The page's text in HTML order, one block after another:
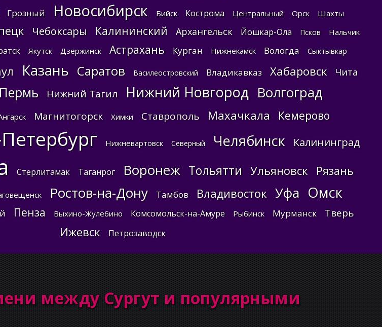
Грозный Новосибирск Бийск Кострома Центральный Орск Шахты
Чебоксары Калининский Архангельск Йошкар-Ола Псков
Нальчик
Якутск Дзержинск Астрахань Курган Нижнекамск Вологда Сыктывкар
Казань Саратов Василеостровский Владикавказ Хабаровск Чита
Пермь Нижний Тагил Нижний Новгород Волгоград
Магнитогорск Химки Ставрополь Махачкала Кемерово
Нижневартовск Северный Челябинск Калининград
Стерлитамак Таганрог Воронеж Тольятти Ульяновск Рязань
Ростов-на-Дону Тамбов Владивосток Уфа Омск
Пенза Выхино-Жулебино Комсомольск-на-Амуре Рыбинск Мурманск Тверь
Ижевск Петрозаводск
между Сургут и популярными